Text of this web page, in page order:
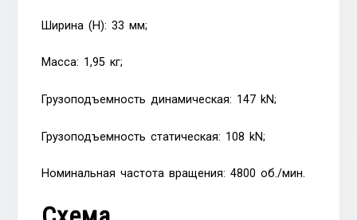
Ширина (H): 33 мм;
Масса: 1,95 кг;
Грузоподъемность динамическая: 147 kN;
Грузоподъемность статическая: 108 kN;
Номинальная частота вращения: 4800 об./мин.